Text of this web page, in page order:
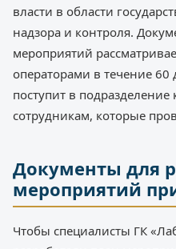
власти в области
надзора и контроля.
мероприятий
операторами в течение 60
поступит в
сотрудникам, которые
Документы для
мероприятий
Чтобы специалисты ГК